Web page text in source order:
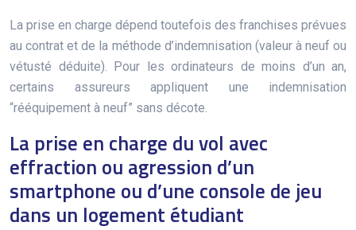
La prise en charge dépend toutefois des franchises prévues
au contrat et de la méthode d’indemnisation (valeur à neuf ou
vétusté déduite). Pour les ordinateurs de moins d’un an,
certains assureurs appliquent une indemnisation
“rééquipement à neuf” sans décote.
La prise en charge du vol avec
effraction ou agression d’un
smartphone ou d’une console de jeu
dans un logement étudiant